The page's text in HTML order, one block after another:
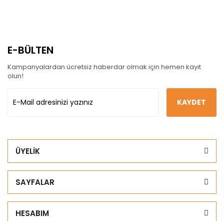
E-BÜLTEN
Kampanyalardan ücretsiz haberdar olmak için hemen kayıt
olun!
KAYDET
ÜYELİK
SAYFALAR
HESABIM